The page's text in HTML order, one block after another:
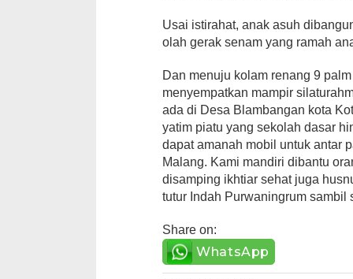
Usai istirahat, anak asuh
olah gerak senam yang ramah
Dan menuju kolam renang 9
menyempatkan mampir
ada di Desa Blambangan kota
yatim piatu yang sekolah dasar
dapat amanah mobil untuk antar
Malang. Kami mandiri dibantu
disamping ikhtiar sehat juga
tutur Indah Purwaningrum sambil
Share on:
WhatsApp